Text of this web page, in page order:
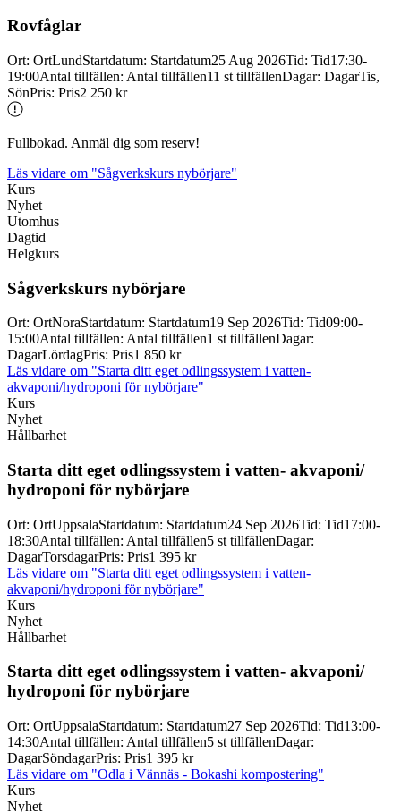
Rovfåglar
Ort: OrtLundStartdatum: Startdatum25 Aug 2026Tid: Tid17:30-
19:00Antal tillfällen: Antal tillfällen11 st tillfällenDagar: DagarTis,
SönPris: Pris2 250 kr
Fullbokad. Anmäl dig som reserv!
Läs vidare om "Sågverkskurs nybörjare"
Kurs
Nyhet
Utomhus
Dagtid
Helgkurs
Sågverkskurs nybörjare
Ort: OrtNoraStartdatum: Startdatum19 Sep 2026Tid: Tid09:00-
15:00Antal tillfällen: Antal tillfällen1 st tillfällenDagar:
DagarLördagPris: Pris1 850 kr
Läs vidare om "Starta ditt eget odlingssystem i vatten-
akvaponi/hydroponi för nybörjare"
Kurs
Nyhet
Hållbarhet
Starta ditt eget odlingssystem i vatten- akvaponi/
hydroponi för nybörjare
Ort: OrtUppsalaStartdatum: Startdatum24 Sep 2026Tid: Tid17:00-
18:30Antal tillfällen: Antal tillfällen5 st tillfällenDagar:
DagarTorsdagarPris: Pris1 395 kr
Läs vidare om "Starta ditt eget odlingssystem i vatten-
akvaponi/hydroponi för nybörjare"
Kurs
Nyhet
Hållbarhet
Starta ditt eget odlingssystem i vatten- akvaponi/
hydroponi för nybörjare
Ort: OrtUppsalaStartdatum: Startdatum27 Sep 2026Tid: Tid13:00-
14:30Antal tillfällen: Antal tillfällen5 st tillfällenDagar:
DagarSöndagarPris: Pris1 395 kr
Läs vidare om "Odla i Vännäs - Bokashi kompostering"
Kurs
Nyhet